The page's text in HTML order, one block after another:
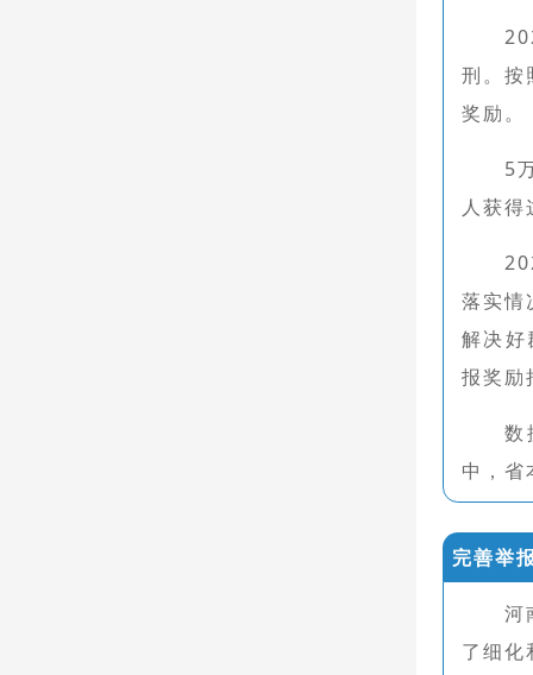
刑。按
奖励。
5
人获
落实情
解决好
报奖励
数
中，
完善举
河
了细化